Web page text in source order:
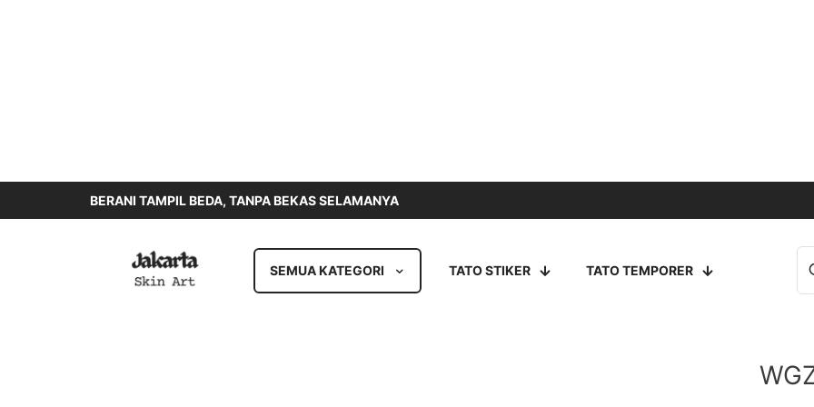
BERANI TAMPIL BEDA, TANPA BEKAS SELAMANYA
SEMUA KATEGORI TATO STIKER TATO TEMPORER